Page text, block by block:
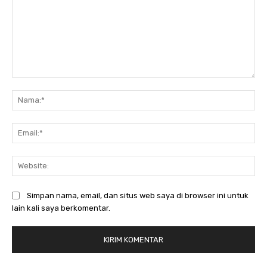
Simpan nama, email, dan situs web saya di browser ini untuk
lain kali saya berkomentar.